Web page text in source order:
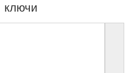
ключи